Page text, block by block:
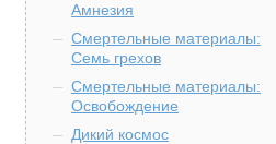
Амнезия
Смертельные материалы:
Семь грехов
Смертельные материалы:
Освобождение
Дикий космос